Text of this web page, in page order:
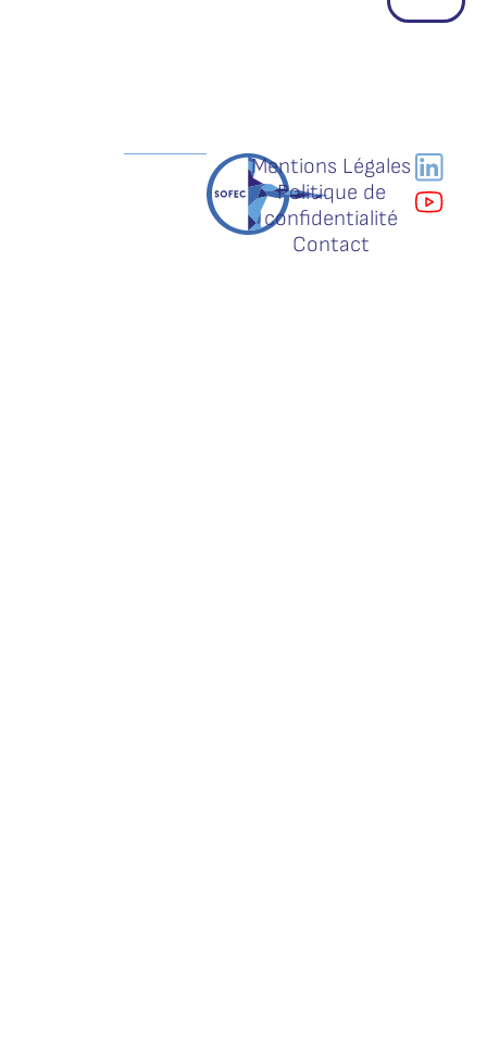
Mentions Légales
Politique de
confidentialité
Contact